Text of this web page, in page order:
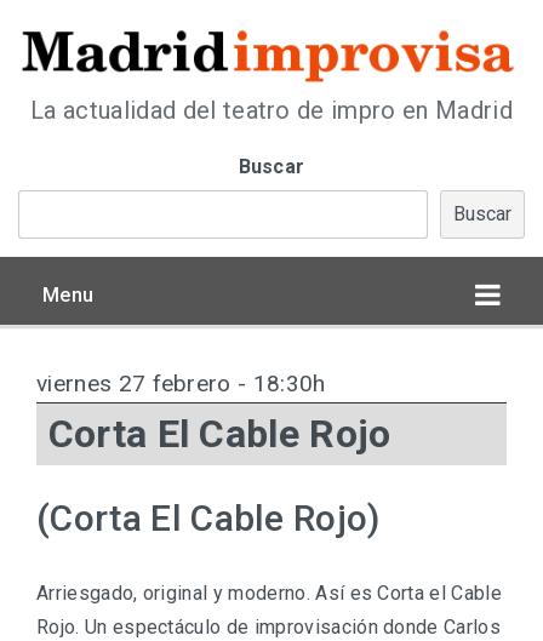
La actualidad del teatro de impro en Madrid
Buscar
Buscar
Menu
viernes 27 febrero - 18:30h
Corta El Cable Rojo
(Corta El Cable Rojo)
Arriesgado, original y moderno. Así es Corta el Cable
Rojo. Un espectáculo de improvisación donde Carlos